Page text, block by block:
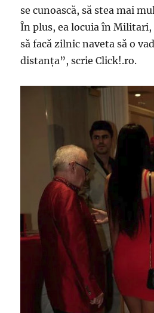
se cunoască, să stea mai
În plus, ea locuia în
să facă zilnic naveta să o
distanța”, scrie Click!.ro.